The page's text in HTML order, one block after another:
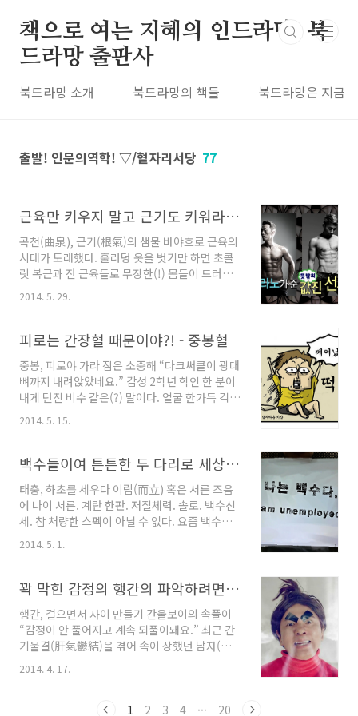
책으로 여는 지혜의 인드라망, 북
드라망 출판사
북드라망 소개 북드라망의 책들 북드라망은 지금
출발! 인문의역학! ▽/혈자리서당 77
근육만 키우지 말고 근기도 키워라 - 곡천혈
곡천(曲泉), 근기(根氣)의 샘물 바야흐로 근육의
시대가 도래했다. 훌러덩 옷을 벗기만 하면 초콜
릿 복근과 잔 근육들로 무장한(!) 몸들이 드러난
다. 비단 TV에서만이 아니다. 전 국민이 ‘근육=건
강’이라는 도식 하에 근육 만들기에 몰두해 있다.
아볼 수도 없는 이 몸은 게으름의 상징으로 낙인
상!^^ 대체 근육이란 언제부터 이토록 ‘추앙’받
아온 것인가. 사실 동양에서 근육이 강조된 적은
거의 없다.(참 다행이다.^^) 무사들을 그린 그림
만 봐도 알 수 있다. 동양화에 등장하는 무사들의
불퉁하고 보기만 해도 주눅이 드는..
2014. 5. 29.
피로는 간장혈 때문이야?! - 중봉혈
중봉, 피로야 가라 잠은 소중해 “다크써클이 광대
뼈까지 내려앉았네요.” 감성 2학년 학인 한 분이
내게 던진 비수 같은(?) 말이다. 얼굴 한가득 걱정
스런 표정을 감추지 않고 다시 한마디 던지신다.
“포성 공부가 사람 잡네요. 쯔쯧” 이번엔 혀까지
케 엘리베이터를 타고 1층으로 내려와 베어하우
해야 할 일들을 생각한다. 독송에서 강의할 방제
발제해야 하고, 혈자리 원고 써야 하고, 『천 개의
고원』 세미나 발제해야 하고, 목성에서 강의할
『동의보감』 원고 써야 하고…. 두 주간 나에게
들은 저마다 누군가에게는 의사다. 그..
2014. 5. 15.
백수들이여 튼튼한 두 다리로 세상을 딛고 서라! - 태충혈
태충, 하초를 세우다 이립(而立) 혹은 서른 즈음
에 나이 서른. 계란 한판. 저질체력. 솔로. 백수신
세. 참 처량한 스펙이 아닐 수 없다. 요즘 백수들
신세가 대~충 이렇다. 학벌은 빵빵하고 온갖 자격
증은 죄다 갖고 있는데도 백수다. 거기다 연애도
공자(孔子). 그의 상황도 별반 다를 게 없었다. 몇
몇 말단직(인턴)을 거치긴 했지만 변변한 직업도
수입도 없는 백수였다. 하지만 공자는 이 백수-시
절을 이립(而立)의 시기였다고 회상했다. 스스로
세상을 향해 떳떳이 설 수 있었던 시기라는 뜻이
다. 립(立)은 그 청춘의 환희를 고스란히 보여주
2014. 5. 1.
꽉 막힌 감정의 행간의 파악하려면? 간기(肝氣)를 조절하라! - 행간혈
행간, 걸으면서 사이 만들기 간울보이의 속풀이
“감정이 안 풀어지고 계속 되풀이돼요.” 최근 간
기울결(肝氣鬱結)을 겪어 속이 상했던 남자(이
났는데 얘기를 하면 끝날 줄 알았어요. 근데 얘기
났던 일이 자꾸 리플레이 되면서 얘기한 것들이
2014. 4. 17.
1 2 3 4 ··· 20